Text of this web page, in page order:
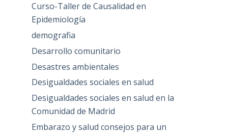
Curso-Taller de Causalidad en
Epidemiología
demografia
Desarrollo comunitario
Desastres ambientales
Desigualdades sociales en salud
Desigualdades sociales en salud en la
Comunidad de Madrid
Embarazo y salud consejos para un